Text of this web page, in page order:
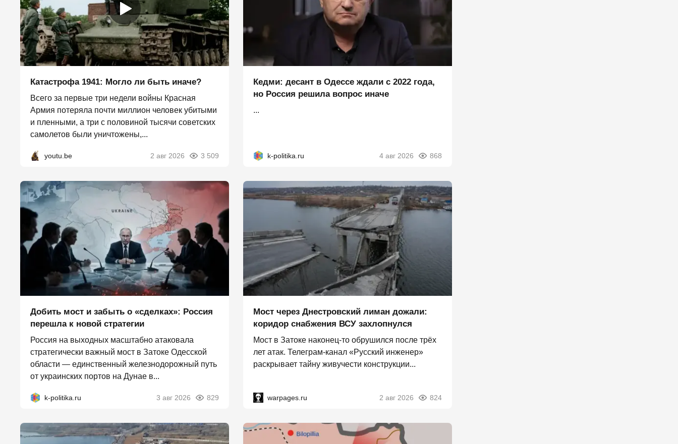
Катастрофа 1941: Могло ли быть иначе?
Всего за первые три недели войны Красная
Армия потеряла почти миллион человек убитыми
и пленными, а три с половиной тысячи советских
самолетов были уничтожены,...
youtu.be 2 авг 2026 3 509
Кедми: десант в Одессе ждали с 2022 года,
но Россия решила вопрос иначе
...
k-politika.ru 4 авг 2026 868
Добить мост и забыть о «сделках»: Россия
перешла к новой стратегии
Россия на выходных масштабно атаковала
стратегически важный мост в Затоке Одесской
области — единственный железнодорожный путь
от украинских портов на Дунае в...
k-politika.ru 3 авг 2026 829
Мост через Днестровский лиман дожали:
коридор снабжения ВСУ захлопнулся
Мост в Затоке наконец-то обрушился после трёх
лет атак. Телеграм-канал «Русский инженер»
раскрывает тайну живучести конструкции...
warpages.ru 2 авг 2026 824